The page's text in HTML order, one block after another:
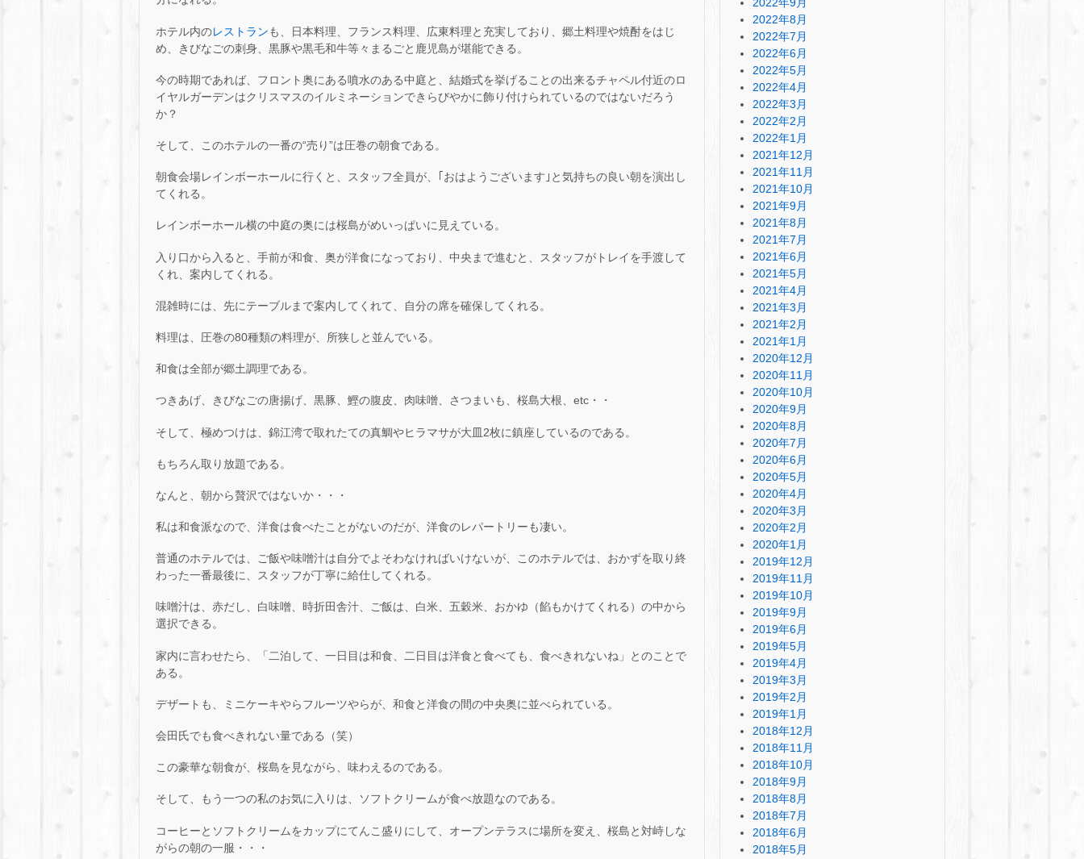
ホテル内のレストランも、日本料理、フランス料理、広東料理と充実しており、郷土料理や焼酎をはじ
め、きびなごの刺身、黒豚や黒毛和牛等々まるごと鹿児島が堪能できる。
今の時期であれば、フロント奥にある噴水のある中庭と、結婚式を挙げることの出来るチャペル付近のロ
イヤルガーデンはクリスマスのイルミネーションできらびやかに飾り付けられているのではないだろう
か？
そして、このホテルの一番の“売り”は圧巻の朝食である。
朝食会場レインボーホールに行くと、スタッフ全員が、｢おはようございます｣と気持ちの良い朝を演出し
てくれる。
レインボーホール横の中庭の奥には桜島がめいっぱいに見えている。
入り口から入ると、手前が和食、奥が洋食になっており、中央まで進むと、スタッフがトレイを手渡して
くれ、案内してくれる。
混雑時には、先にテーブルまで案内してくれて、自分の席を確保してくれる。
料理は、圧巻の80種類の料理が、所狭しと並んでいる。
和食は全部が郷土調理である。
つきあげ、きびなごの唐揚げ、黒豚、鰹の腹皮、肉味噌、さつまいも、桜島大根、etc・・
そして、極めつけは、錦江湾で取れたての真鯛やヒラマサが大皿2枚に鎮座しているのである。
もちろん取り放題である。
なんと、朝から贅沢ではないか・・・
私は和食派なので、洋食は食べたことがないのだが、洋食のレパートリーも凄い。
普通のホテルでは、ご飯や味噌汁は自分でよそわなければいけないが、このホテルでは、おかずを取り終
わった一番最後に、スタッフが丁寧に給仕してくれる。
味噌汁は、赤だし、白味噌、時折田舎汁、ご飯は、白米、五穀米、おかゆ（餡もかけてくれる）の中から
選択できる。
家内に言わせたら、「二泊して、一日目は和食、二日目は洋食と食べても、食べきれないね」とのことで
ある。
デザートも、ミニケーキやらフルーツやらが、和食と洋食の間の中央奥に並べられている。
会田氏でも食べきれない量である（笑）
この豪華な朝食が、桜島を見ながら、味わえるのである。
そして、もう一つの私のお気に入りは、ソフトクリームが食べ放題なのである。
コーヒーとソフトクリームをカップにてんこ盛りにして、オープンテラスに場所を変え、桜島と対峙しな
がらの朝の一服・・・
2022年8月
2022年7月
2022年6月
2022年5月
2022年4月
2022年3月
2022年2月
2022年1月
2021年12月
2021年11月
2021年10月
2021年9月
2021年8月
2021年7月
2021年6月
2021年5月
2021年4月
2021年3月
2021年2月
2021年1月
2020年12月
2020年11月
2020年10月
2020年9月
2020年8月
2020年7月
2020年6月
2020年5月
2020年4月
2020年3月
2020年2月
2020年1月
2019年12月
2019年11月
2019年10月
2019年9月
2019年6月
2019年5月
2019年4月
2019年3月
2019年2月
2019年1月
2018年12月
2018年11月
2018年10月
2018年9月
2018年8月
2018年7月
2018年6月
2018年5月